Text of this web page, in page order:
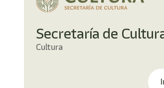
Secretaría de
Cultura